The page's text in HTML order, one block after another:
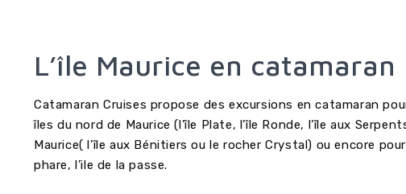
L’île Maurice en catamaran
Catamaran Cruises propose des excursions en catamaran
îles du nord de Maurice (l’île Plate, l’île Ronde, l’île aux
Maurice( l’île aux Bénitiers ou le rocher Crystal) ou encore
phare, l’ile de la passe.